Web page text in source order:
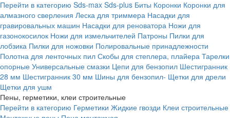
Перейти в категорию Sds-max Sds-plus Биты Коронки Коронки для
алмазного сверления Леска для триммера Насадки для
гравировальных машин Насадки для реноватора Ножи для
газонокосилок Ножи для измельчителей Патроны Пилки для
лобзика Пилки для ножовки Полировальные принадлежности
Полотна для ленточных пил Скобы для степлера, плайера Тарелки
опорные Универсальные смазки Цепи для бензопил Шестигранник
28 мм Шестигранник 30 мм Шины для бензопил- Щетки для дрели
Щетки для ушм
Пены, герметики, клеи строительные
Перейти в категорию Герметики Жидкие гвозди Клеи строительные